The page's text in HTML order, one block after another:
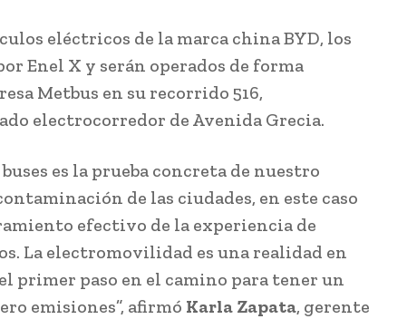
eléctricos de la marca china BYD, los
Enel X y serán operados de forma
Metbus en su recorrido 516,
electrocorredor de Avenida Grecia.
es la prueba concreta de nuestro
de las ciudades, en este caso
efectivo de la experiencia de
La electromovilidad es una realidad en
primer paso en el camino para tener un
emisiones”, afirmó Karla Zapata, gerente